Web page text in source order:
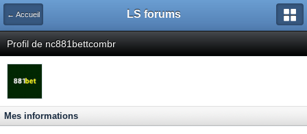
← Accueil LS forums
Profil de nc881bettcombr
Mes informations